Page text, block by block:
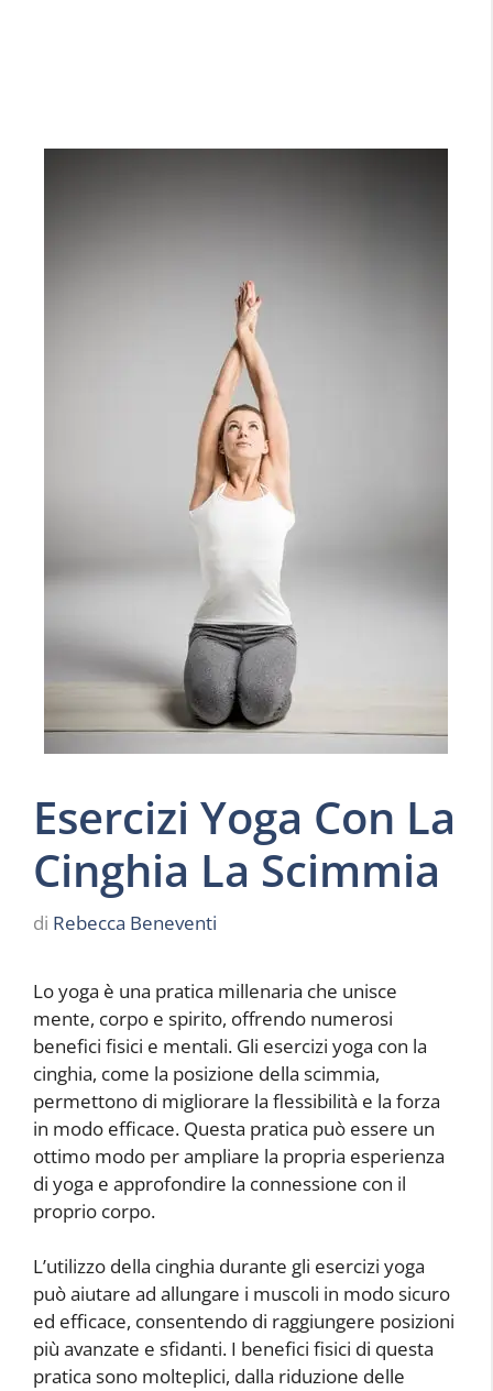
Esercizi Yoga Con La
Cinghia La Scimmia
di Rebecca Beneventi
Lo yoga è una pratica millenaria che unisce
mente, corpo e spirito, offrendo numerosi
benefici fisici e mentali. Gli esercizi yoga con la
cinghia, come la posizione della scimmia,
permettono di migliorare la flessibilità e la forza
in modo efficace. Questa pratica può essere un
ottimo modo per ampliare la propria esperienza
di yoga e approfondire la connessione con il
proprio corpo.
L’utilizzo della cinghia durante gli esercizi yoga
può aiutare ad allungare i muscoli in modo sicuro
ed efficace, consentendo di raggiungere posizioni
più avanzate e sfidanti. I benefici fisici di questa
pratica sono molteplici, dalla riduzione delle